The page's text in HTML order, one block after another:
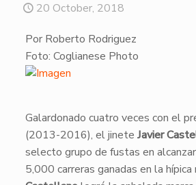
20 October, 2018
Por Roberto Rodriguez
Foto: Coglianese Photo
Galardonado cuatro veces con el
(2013-2016), el jinete Javier
selecto grupo de fustas en
5,000 carreras ganadas en la hípica